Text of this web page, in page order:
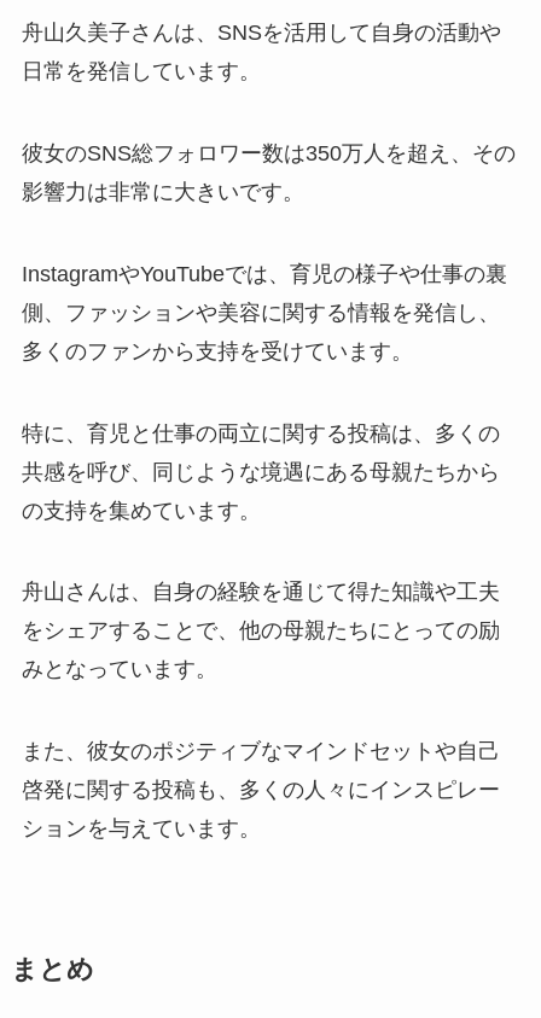
舟山久美子さんは、SNSを活用して自身の活動や
日常を発信しています。
彼女のSNS総フォロワー数は350万人を超え、その
影響力は非常に大きいです。
InstagramやYouTubeでは、育児の様子や仕事の裏
側、ファッションや美容に関する情報を発信し、
多くのファンから支持を受けています。
特に、育児と仕事の両立に関する投稿は、多くの
共感を呼び、同じような境遇にある母親たちから
の支持を集めています。
舟山さんは、自身の経験を通じて得た知識や工夫
をシェアすることで、他の母親たちにとっての励
みとなっています。
また、彼女のポジティブなマインドセットや自己
啓発に関する投稿も、多くの人々にインスピレー
ションを与えています。
まとめ